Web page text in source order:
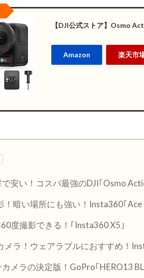
【DJI公式ストア】Osmo
Amazon 楽天市
安い！コスパ最強のDJI｢Osmo
！暗い場所にも強い！Insta360｢Ace
度撮影できる！｢Insta360 X5｣
メラ！ウェアラブルにおすすめ！
メラの決定版！GoPro｢HERO13